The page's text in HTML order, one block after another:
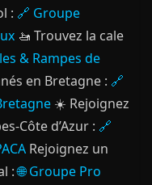
: 🔗 Groupe
🚤 Trouvez la cale
& Rampes de
en Bretagne : 🔗
☀️ Rejoignez
Côte d’Azur : 🔗
Rejoignez un
:🌐 Groupe Pro